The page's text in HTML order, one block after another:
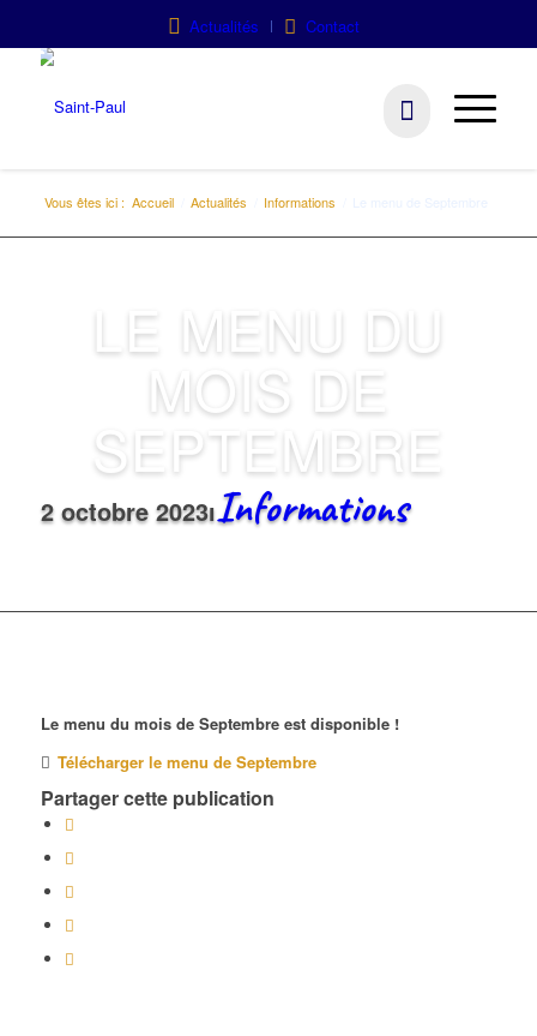
Actualités Contact
Vous êtes ici : Accueil Actualités Informations
LE MENU DU
MOIS DE
SEPTEMBRE
2 octobre 2023ıInformations
Le menu du mois de Septembre est disponible !
Télécharger le menu de Septembre
Partager cette publication